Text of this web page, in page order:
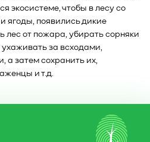
экосистеме, чтобы в лесу со
ягоды, появились дикие
лес от пожара, убирать сорняки
за всходами,
а затем сохранить их,
и т.д.